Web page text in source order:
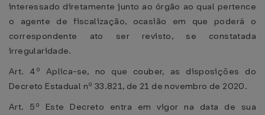
interessado diretamente junto ao órgão ao qual pertence
o agente de fiscalização, ocasião em que poderá o
correspondente ato ser revisto, se constatada
irregularidade.
Art. 4º Aplica-se, no que couber, as disposições do
Decreto Estadual nº 33.821, de 21 de novembro de 2020.
Art. 5º Este Decreto entra em vigor na data de sua